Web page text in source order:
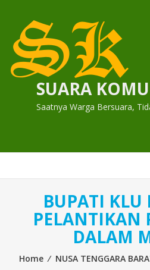
content
SUARA
Saatnya Warga Bersuara,
BUPATI KLU
PELANTIKAN
DALAM
Home ⁄ NUSA TENGGARA